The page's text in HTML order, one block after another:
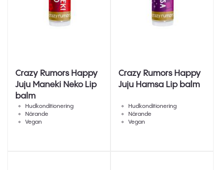
Crazy Rumors Happy
Juju Maneki Neko Lip
balm
Hudkonditionering
Närande
Vegan
Crazy Rumors Happy
Juju Hamsa Lip balm
Hudkonditionering
Närande
Vegan